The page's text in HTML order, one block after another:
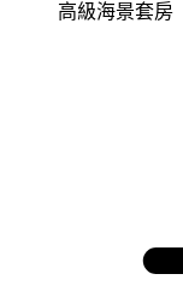
高級海景套房